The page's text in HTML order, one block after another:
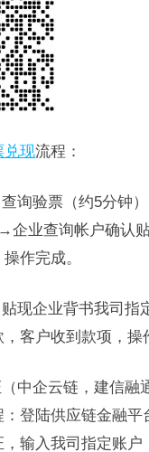
兑现流程：
询验票（约5分钟
企业查询帐户确认
作完成。
现企业背书我司指
客户收到款项，操
中企云链，建信融
登陆供应链金融平
输入我司指定账户